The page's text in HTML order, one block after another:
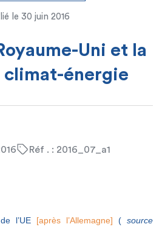
le 30 juin 2016
Uni et la
énergie
Réf . : 2016_07_a1
l’UE [après l’Allemagne] ( source